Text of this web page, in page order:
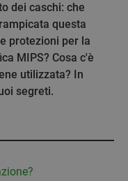
dei caschi: che
questa
protezioni per la
MIPS? Cosa c'è
utilizzata? In
segreti.